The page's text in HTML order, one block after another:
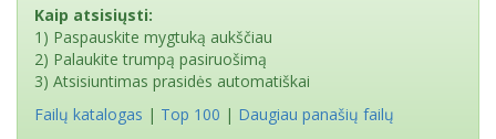
Kaip atsisiųsti:
1) Paspauskite mygtuką aukščiau
2) Palaukite trumpą pasiruošimą
3) Atsisiuntimas prasidės automatiškai
Failų katalogas | Top 100 | Daugiau panašių failų